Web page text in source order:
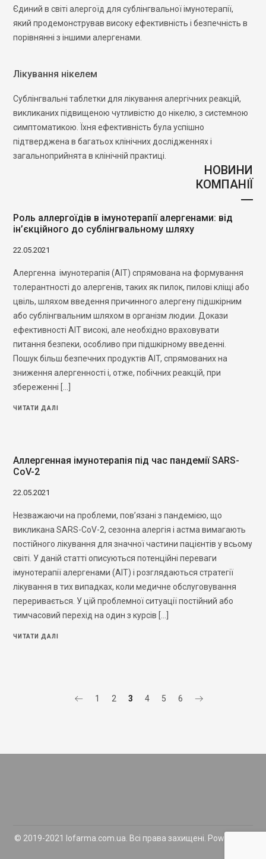
Єдиний в світі алергоїд для сублінгвальної імунотерапії,
який продемонстрував високу ефективність і безпечність в
порівнянні з іншими алергенами.
Лікування нікелем
Сублінгвальні таблетки для лікування алергічних реакцій,
викликаних підвищеною чутливістю до нікелю, з системною
симптоматикою. Їхня ефективність була успішно
підтверджена в багатьох клінічних дослідженнях і
загальноприйнята в клінічній практиці.
НОВИНИ
КОМПАНІЇ
Роль аллергоїдів в імунотерапії алергенами: від
ін’єкційного до сублінгвальному шляху
22.05.2021
Алергенна імунотерапія (АІТ) спрямована на формування
толерантності до алергенів, таких як пилок, пилові кліщі або
цвіль, шляхом введення причинного алергену підшкірним
або сублінгвальним шляхом в організм людии. Докази
ефективності АІТ високі, але необхідно враховувати
питання безпеки, особливо при підшкірному введенні.
Пошук більш безпечних продуктів AІT, спрямованих на
зниження алергенності і, отже, побічних реакцій, при
збереженні […]
ЧИТАТИ ДАЛІ
Аллергенная імунотерапія під час пандемії SARS-
CoV-2
22.05.2021
Незважаючи на проблеми, пов’язані з пандемією, що
викликана SARS-CoV-2, сезонна алергія і астма вимагають
постійного лікування для значної частини пацієнтів у всьому
світі. У даній статті описуються потенційні переваги
імунотерапії алергенами (АІТ) і розглядаються стратегії
лікування в тих випадках, коли медичне обслуговування
переривається. У цій проблемної ситуації постійний або
тимчасовий перехід на один з курсів […]
ЧИТАТИ ДАЛІ
1 2 3 4 5 6
© 2019-2021 lofarma.com.ua. Всі права захищені. Powered by